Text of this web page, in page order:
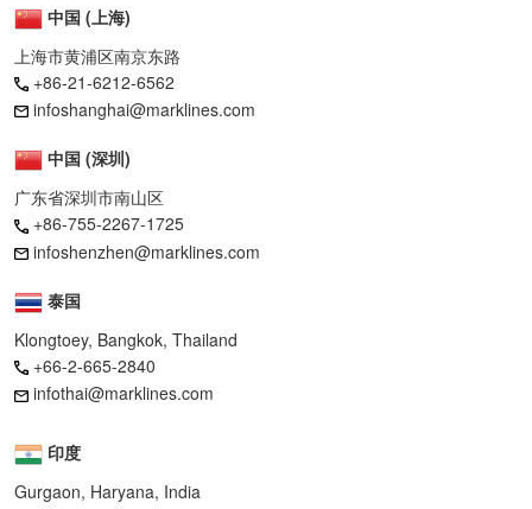
中国 (上海)
上海市黄浦区南京东路
+86-21-6212-6562
infoshanghai@marklines.com
中国 (深圳)
广东省深圳市南山区
+86-755-2267-1725
infoshenzhen@marklines.com
泰国
Klongtoey, Bangkok, Thailand
+66-2-665-2840
infothai@marklines.com
印度
Gurgaon, Haryana, India